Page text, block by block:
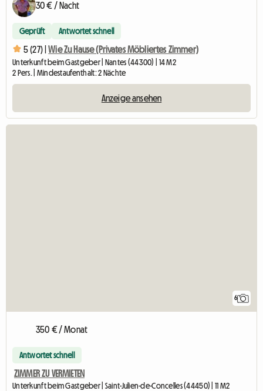
30 € / Nacht
Geprüft Antwortet schnell
5 (27) | Wie Zu Hause (Privates Möbliertes Zimmer)
Unterkunft beim Gastgeber | Nantes (44300) | 14 M2
2 Pers. | Mindestaufenthalt: 2 Nächte
Anzeige ansehen
6
350 € / Monat
Antwortet schnell
ZIMMER ZU VERMIETEN
Unterkunft beim Gastgeber | Saint-Julien-de-Concelles (44450) | 11 M2